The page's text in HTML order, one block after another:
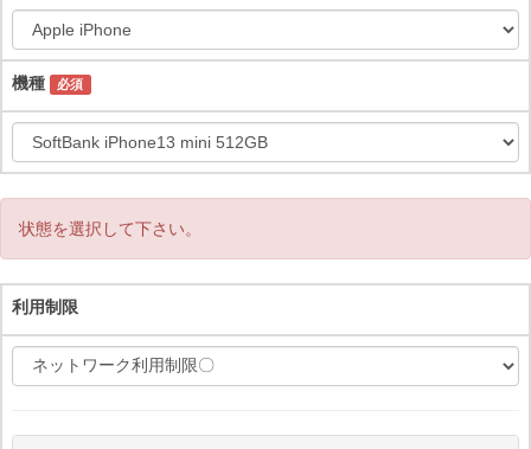
機種 必須
状態を選択して下さい。
利用制限